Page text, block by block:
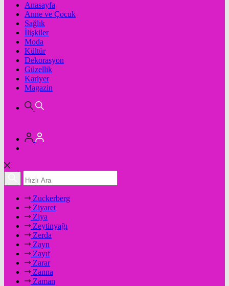
Anasayfa
Anne ve Çocuk
Sağlık
İlişkiler
Moda
Kültür
Dekorasyon
Güzellik
Kariyer
Magazin
Zuckerberg
Ziyaret
Ziya
Zeytinyağı
Zerda
Zayn
Zayıf
Zarar
Zanna
Zaman